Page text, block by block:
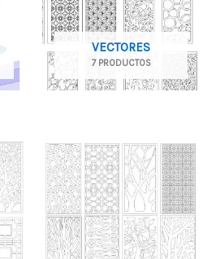
VECTORES
7 PRODUCTOS